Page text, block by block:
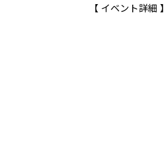
【 イベント詳細 】